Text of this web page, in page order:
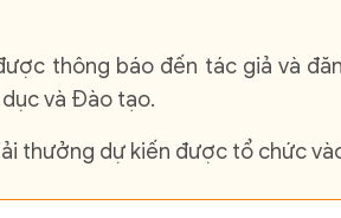
thông báo đến tác giả và
và Đào tạo.
thưởng dự kiến được tổ chức